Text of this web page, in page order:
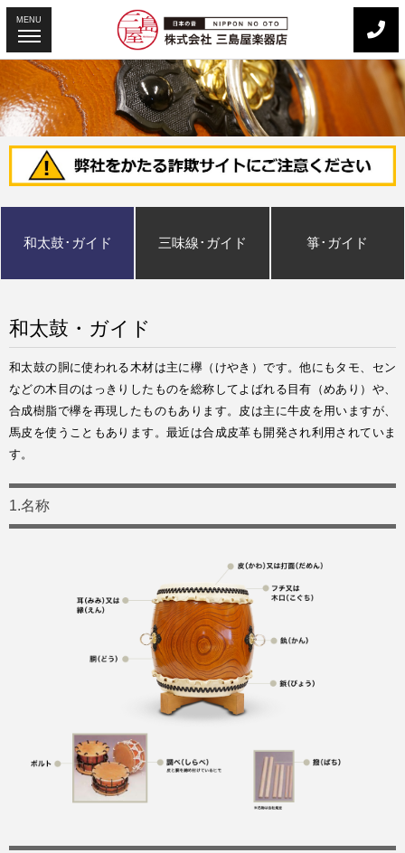
MENU
和太鼓･ガイド 三味線･ガイド 箏･ガイド
和太鼓・ガイド
和太鼓の胴に使われる木材は主に欅（けやき）です。他にもタモ、セン
などの木目のはっきりしたものを総称してよばれる目有（めあり）や、
合成樹脂で欅を再現したものもあります。皮は主に牛皮を用いますが、
馬皮を使うこともあります。最近は合成皮革も開発され利用されていま
す。
1.名称